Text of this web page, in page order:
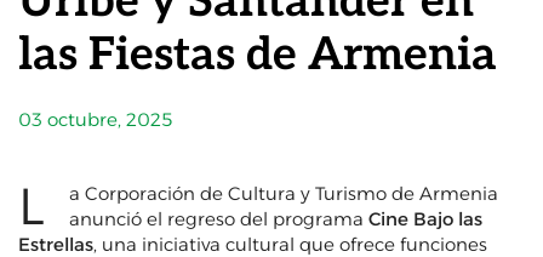
las Fiestas de Armenia
03 octubre, 2025
L
a Corporación de Cultura y Turismo de Armenia
anunció el regreso del programa Cine Bajo las
Estrellas, una iniciativa cultural que ofrece funciones